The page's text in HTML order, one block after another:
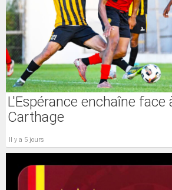
L'Espérance enchaîne face
Carthage
il y a 5 jours